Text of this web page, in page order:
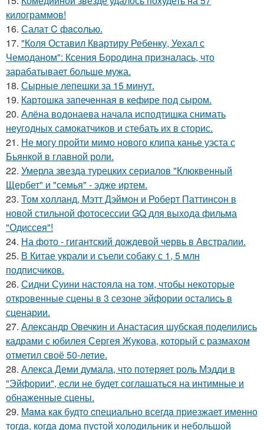
килограммов!
16. Салат C фaсoлью.
17. "Коля Оставил Квартиру Ребенку, Уехал с
Чемоданом": Ксения Бородина призналась, что
зарабатывает больше мужа.
18. Сырные лепешки за 15 минут.
19. Картошка запеченная в кефире под сыром.
20. Алёна водонаева начала исподтишка снимать
неугодных самокатчиков и стебать их в сторис.
21. Не могу пройти мимо нового клипа канье уэста с
Бьянкой в главной роли.
22. Умерла звезда турецких сериалов "Клюквенный
Щербет" и "семья" - эдже иртем.
23. Том холланд, Мэтт Дэймон и Роберт Паттинсон в
новой стильной фотосессии GQ для выхода фильма
"Одиссея"!
24. На фото - гигантский дождевой червь в Австралии.
25. В Китае украли и съели собаку с 1, 5 млн
подписчиков.
26. Сидни Суини настояла на том, чтобы некоторые
откровенные сцены в 3 сезоне эйфории остались в
сценарии.
27. Александр Овечкин и Анастасия шубская поделились
кадрами с юбилея Сергея Жукова, который с размахом
отметил своё 50-летие.
28. Алекса Деми думала, что потеряет роль Мэдди в
"Эйфории", если не будет соглашаться на интимные и
обнаженные сцены.
29. Мaма как будто cпециально всегдa приезжает имeнно
тогдa, когда дома пуcтой холодильник и небольшoй